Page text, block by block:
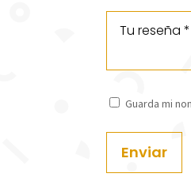
Guarda mi
Enviar